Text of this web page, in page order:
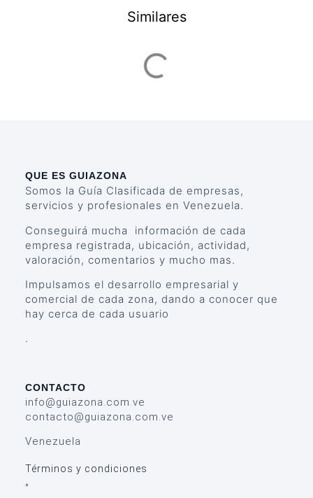
Similares
QUE ES GUIAZONA
Somos la Guía Clasificada de empresas,
servicios y profesionales en Venezuela.
Conseguirá mucha información de cada
empresa registrada, ubicación, actividad,
valoración, comentarios y mucho mas.
Impulsamos el desarrollo empresarial y
comercial de cada zona, dando a conocer que
hay cerca de cada usuario
.
CONTACTO
info@guiazona.com.ve
contacto@guiazona.com.ve
Venezuela
Términos y condiciones
*